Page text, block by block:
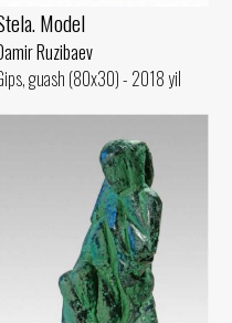
Model
Ruzibaev
guash (80x30) - 2018 yil